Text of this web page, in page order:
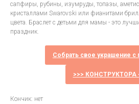
сапфиры, рубины, изумруды, топазы,
кристаллами Swarovski или фианитами
цвета. Браслет с детьми для мамы - это
праздник.
Собрать свое украшение
>>> КОНСТРУКТОРА
Кончик: нет